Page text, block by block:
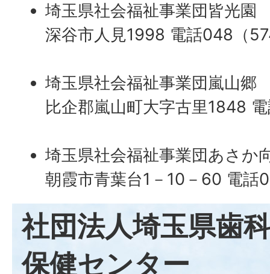
埼玉県社会福祉事業団皆光園
深谷市人見1998 電話048（
埼玉県社会福祉事業団嵐山郷
比企郡嵐山町大字古里1848
埼玉県社会福祉事業団あさか
朝霞市青葉台1－10－60 電
社団法人埼玉県歯
保健センター